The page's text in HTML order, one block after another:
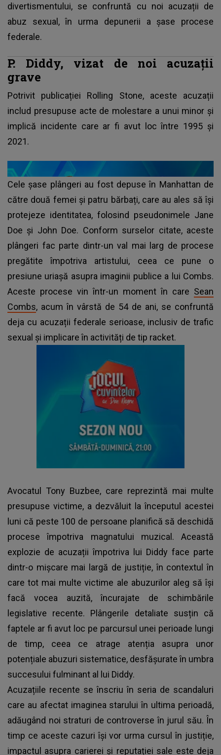
divertismentului, se confruntă cu noi acuzații de
abuz sexual, în urma depunerii a șase procese
federale.
P. Diddy, vizat de noi acuzații
grave
Potrivit publicației Rolling Stone, aceste acuzații
includ presupuse acte de molestare a unui minor și
implică incidente care ar fi avut loc între 1995 și
2021.
Cele șase plângeri au fost depuse în Manhattan de
către două femei și patru bărbați, care au ales să își
protejeze identitatea, folosind pseudonimele Jane
Doe și John Doe. Conform surselor citate, aceste
plângeri fac parte dintr-un val mai larg de procese
pregătite împotriva artistului, ceea ce pune o
presiune uriașă asupra imaginii publice a lui Combs.
Aceste procese vin într-un moment în care Sean
Combs, acum în vârstă de 54 de ani, se confruntă
deja cu acuzații federale serioase, inclusiv de trafic
sexual și implicare în activități de tip racket.
Avocatul Tony Buzbee, care reprezintă mai multe
presupuse victime, a dezvăluit la începutul acestei
luni că peste 100 de persoane planifică să deschidă
procese împotriva magnatului muzical. Această
explozie de acuzații împotriva lui Diddy face parte
dintr-o mișcare mai largă de justiție, în contextul în
care tot mai multe victime ale abuzurilor aleg să își
facă vocea auzită, încurajate de schimbările
legislative recente. Plângerile detaliate susțin că
faptele ar fi avut loc pe parcursul unei perioade lungi
de timp, ceea ce atrage atenția asupra unor
potențiale abuzuri sistematice, desfășurate în umbra
succesului fulminant al lui Diddy.
Acuzațiile recente se înscriu în seria de scandaluri
care au afectat imaginea starului în ultima perioadă,
adăugând noi straturi de controverse în jurul său. În
timp ce aceste cazuri își vor urma cursul în justiție,
impactul asupra carierei și reputației sale este deja